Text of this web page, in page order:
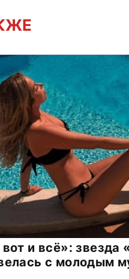
и всё»: звезда
с молодым